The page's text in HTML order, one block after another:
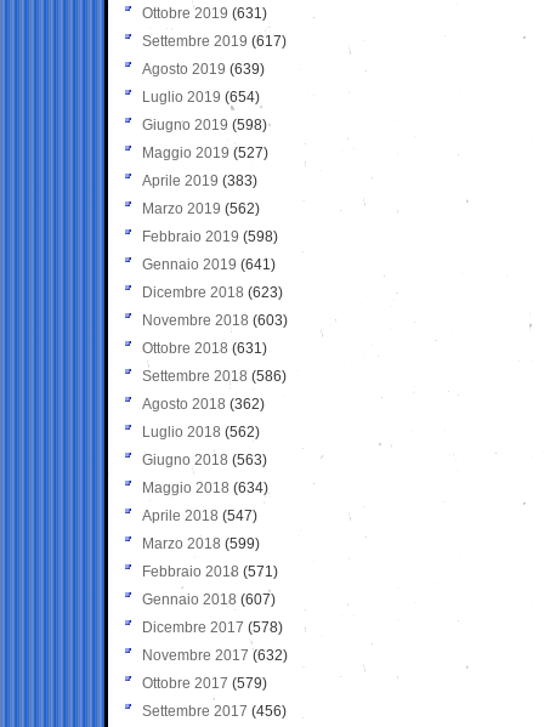
Ottobre 2019 (631)
Settembre 2019 (617)
Agosto 2019 (639)
Luglio 2019 (654)
Giugno 2019 (598)
Maggio 2019 (527)
Aprile 2019 (383)
Marzo 2019 (562)
Febbraio 2019 (598)
Gennaio 2019 (641)
Dicembre 2018 (623)
Novembre 2018 (603)
Ottobre 2018 (631)
Settembre 2018 (586)
Agosto 2018 (362)
Luglio 2018 (562)
Giugno 2018 (563)
Maggio 2018 (634)
Aprile 2018 (547)
Marzo 2018 (599)
Febbraio 2018 (571)
Gennaio 2018 (607)
Dicembre 2017 (578)
Novembre 2017 (632)
Ottobre 2017 (579)
Settembre 2017 (456)